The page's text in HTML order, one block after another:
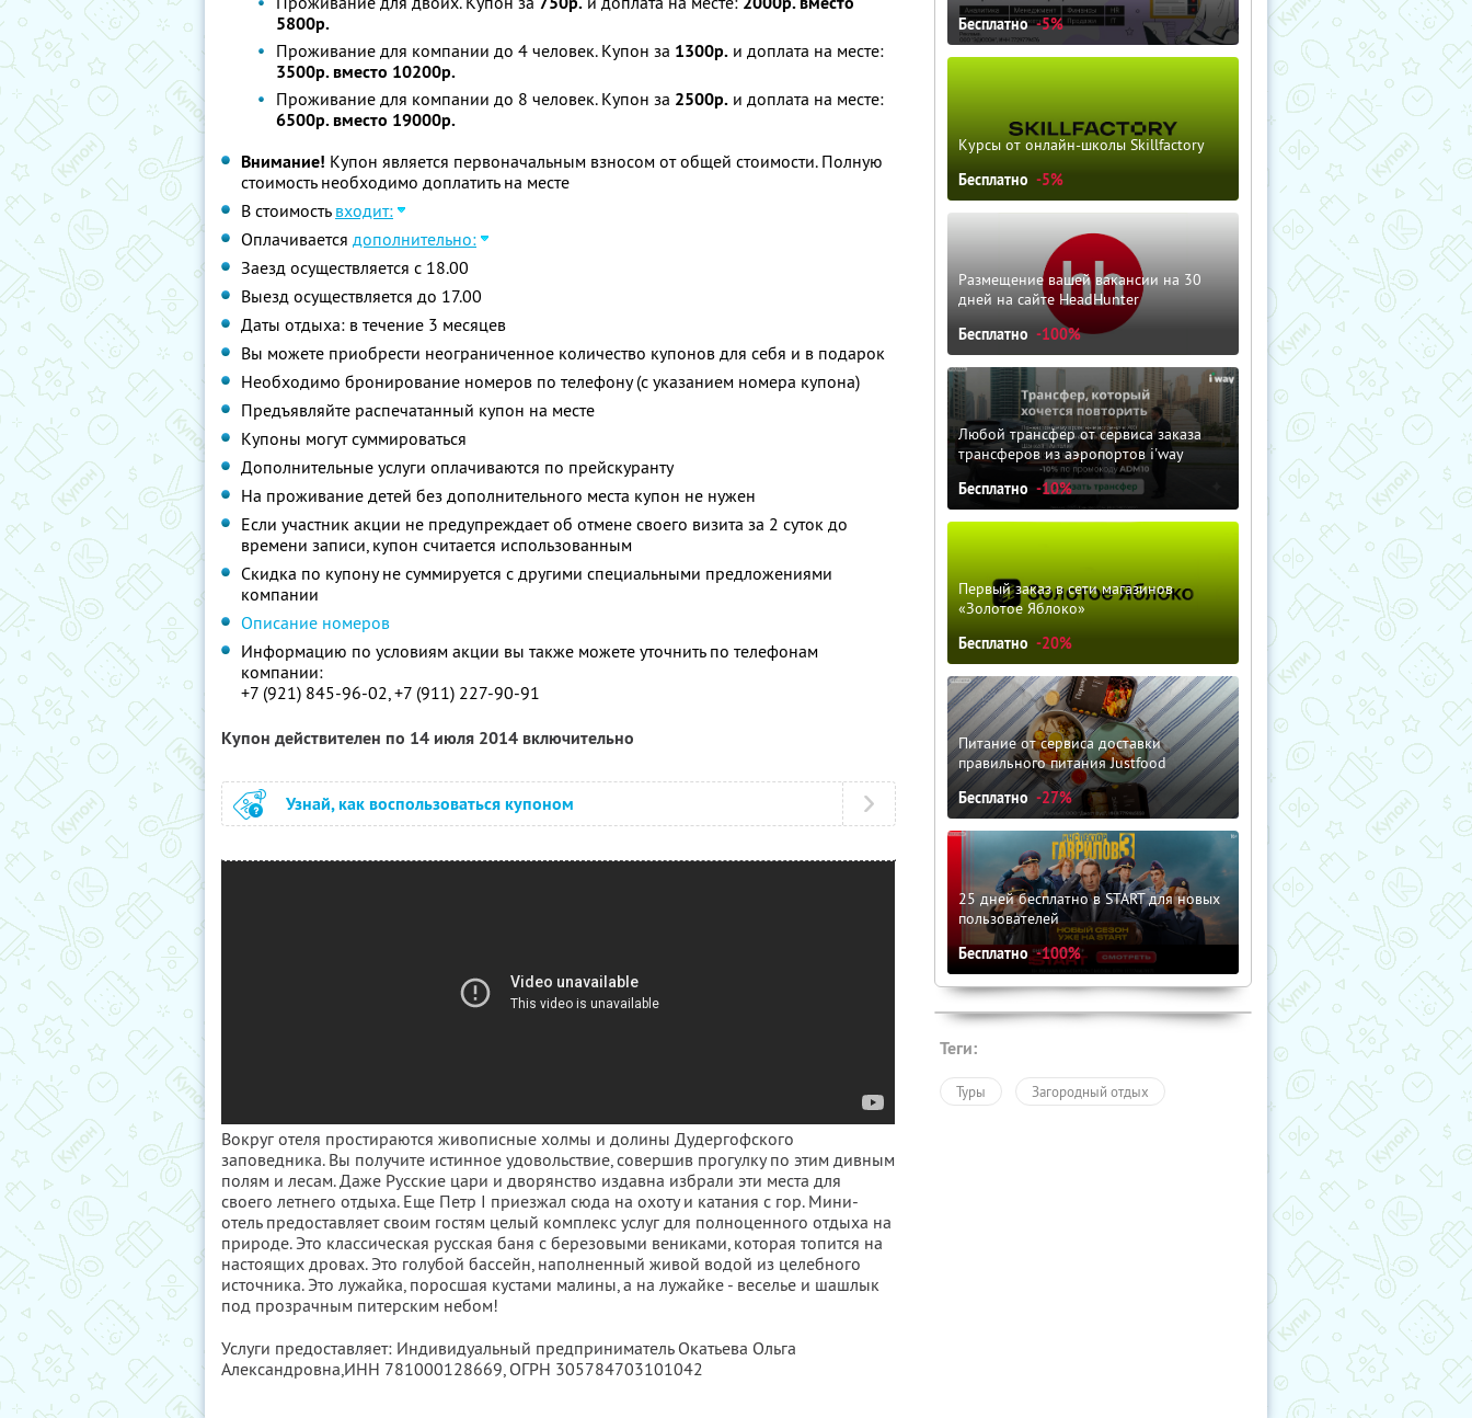
5800р.
Проживание для компании до 4 человек. Купон за 1300р. и доплата на месте:
3500р. вместо 10200р.
Проживание для компании до 8 человек. Купон за 2500р. и доплата на месте:
6500р. вместо 19000р.
Внимание! Купон является первоначальным взносом от общей стоимости. Полную
стоимость необходимо доплатить на месте
В стоимость входит:
Оплачивается дополнительно:
Заезд осуществляется с 18.00
Выезд осуществляется до 17.00
Даты отдыха: в течение 3 месяцев
Вы можете приобрести неограниченное количество купонов для себя и в подарок
Необходимо бронирование номеров по телефону (с указанием номера купона)
Предъявляйте распечатанный купон на месте
Купоны могут суммироваться
Дополнительные услуги оплачиваются по прейскуранту
На проживание детей без дополнительного места купон не нужен
Если участник акции не предупреждает об отмене своего визита за 2 суток до
времени записи, купон считается использованным
Скидка по купону не суммируется с другими специальными предложениями
компании
Описание номеров
Информацию по условиям акции вы также можете уточнить по телефонам
компании:
+7 (921) 845-96-02, +7 (911) 227-90-91
Купон действителен по 14 июля 2014 включительно
Узнай, как воспользоваться купоном
Вокруг отеля простираются живописные холмы и долины Дудергофского
заповедника. Вы получите истинное удовольствие, совершив прогулку по этим дивным
полям и лесам. Даже Русские цари и дворянство издавна избрали эти места для
своего летнего отдыха. Еще Петр I приезжал сюда на охоту и катания с гор. Мини-
отель предоставляет своим гостям целый комплекс услуг для полноценного отдыха на
природе. Это классическая русская баня с березовыми вениками, которая топится на
настоящих дровах. Это голубой бассейн, наполненный живой водой из целебного
источника. Это лужайка, поросшая кустами малины, а на лужайке - веселье и шашлык
под прозрачным питерским небом!
Услуги предоставляет: Индивидуальный предприниматель Окатьева Ольга
Александровна,ИНН 781000128669, ОГРН 305784703101042
Бесплатно -5%
Курсы от онлайн-школы Skillfactory
Бесплатно -5%
Размещение вашей вакансии на 30
дней на сайте HeadHunter
Бесплатно -100%
Любой трансфер от сервиса заказа
трансферов из аэропортов i'way
Бесплатно -10%
Первый заказ в сети магазинов
«Золотое Яблоко»
Бесплатно -20%
Питание от сервиса доставки
правильного питания Justfood
Бесплатно -27%
25 дней бесплатно в START для новых
пользователей
Бесплатно -100%
Теги:
Туры Загородный отдых